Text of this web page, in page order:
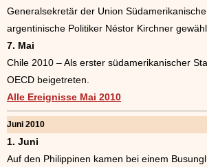
Generalsekretär der Union
argentinische Politiker Néstor Kirchner
7. Mai
Chile 2010 – Als erster südamerikanischer
OECD beigetreten.
Alle Ereignisse Mai 2010
Juni 2010
1. Juni
Auf den Philippinen kamen bei einem